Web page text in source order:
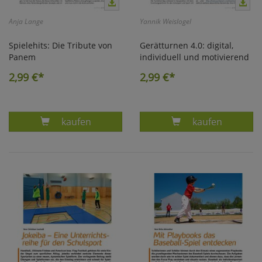
Anja Lange
Spielehits: Die Tribute von
Panem
2,99 €*
Produkt SPIELEHITS: TRIBUTE VON PANEM
kaufen
Yannik Weislogel
Gerätturnen 4.0: digital,
individuell und motivierend
2,99 €*
Produkt
kaufen